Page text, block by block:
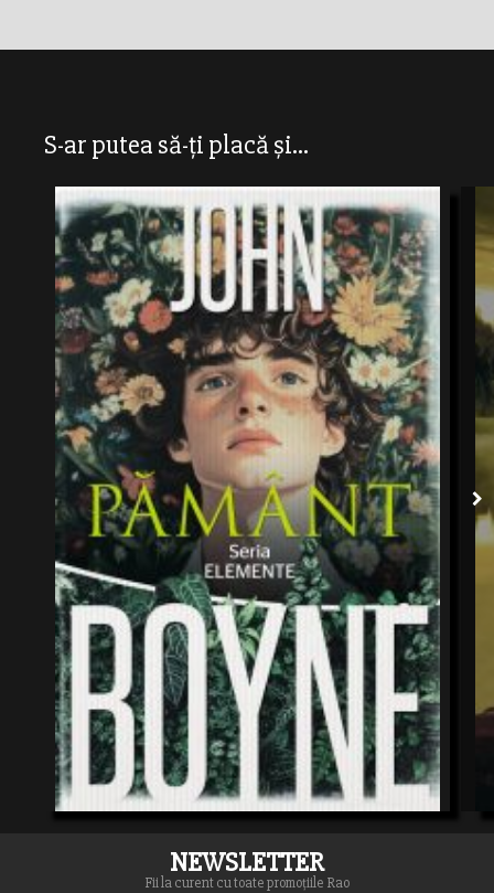
S-ar putea să-ți placă și...
NEWSLETTER
Fii la curent cu toate promoțiile Rao